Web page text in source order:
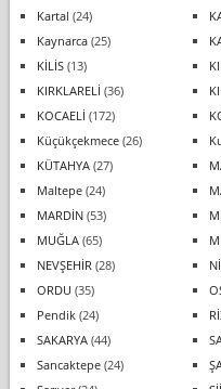
Kartal (24)
Kaynarca(25)
KİLİS(13)
KIRKLARELİ (36)
KOCAELİ (172)
Küçükçekmece(26)
KÜTAHYA(27)
Maltepe(24)
MARDİN(53)
MUĞLA(65)
NEVŞEHİR (28)
ORDU (35)
Pendik(24)
SAKARYA(44)
Sancaktepe(24)